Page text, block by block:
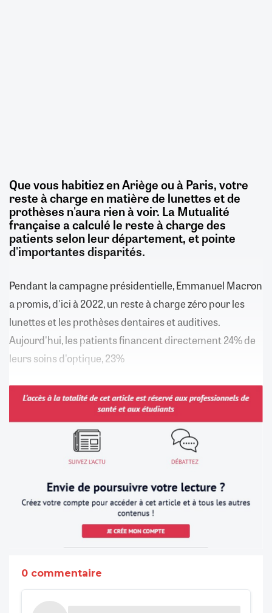
Que vous habitiez en Ariège ou à Paris, votre
reste à charge en matière de lunettes et de
prothèses n'aura rien à voir. La Mutualité
française a calculé le reste à charge des
patients selon leur département, et pointe
d'importantes disparités.
Pendant la campagne présidentielle, Emmanuel Macron
a promis, d'ici à 2022, un reste à charge zéro pour les
lunettes et les prothèses dentaires et auditives.
Aujourd'hui, les patients financent directement 24% de
leurs soins d'optique, 23%
0 commentaire